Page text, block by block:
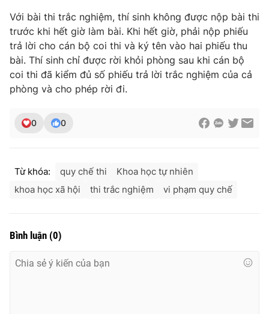
Email:toasoan@vtv.vn
Liên hệ quảng cáo:024-7300.7108
thông tin từ website này.
Với bài thi trắc nghiệm, thí sinh không được nộp bài thi
trước khi hết giờ làm bài. Khi hết giờ, phải nộp phiếu
trả lời cho cán bộ coi thi và ký tên vào hai phiếu thu
bài. Thí sinh chỉ được rời khỏi phòng sau khi cán bộ
coi thi đã kiểm đủ số phiếu trả lời trắc nghiệm của cả
phòng và cho phép rời đi.
0 0
Từ khóa: quy chế thi
Khoa học tự nhiên
khoa học xã hội
thi trắc nghiệm vi phạm quy chế
Bình luận (0)